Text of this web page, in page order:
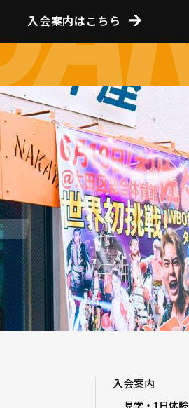
入会案内はこちら
入会案内
見学・1日体験